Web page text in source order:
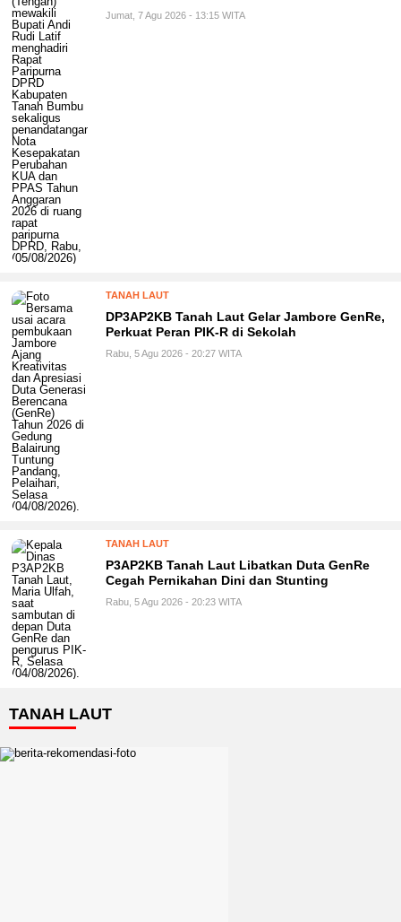
Jumat, 7 Agu 2026 - 13:15 WITA
TANAH LAUT
DP3AP2KB Tanah Laut Gelar Jambore GenRe,
Perkuat Peran PIK-R di Sekolah
Rabu, 5 Agu 2026 - 20:27 WITA
TANAH LAUT
P3AP2KB Tanah Laut Libatkan Duta GenRe
Cegah Pernikahan Dini dan Stunting
Rabu, 5 Agu 2026 - 20:23 WITA
TANAH LAUT